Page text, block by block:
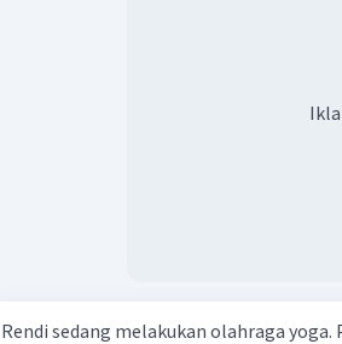
Rendi sedang melakukan olahraga yoga.